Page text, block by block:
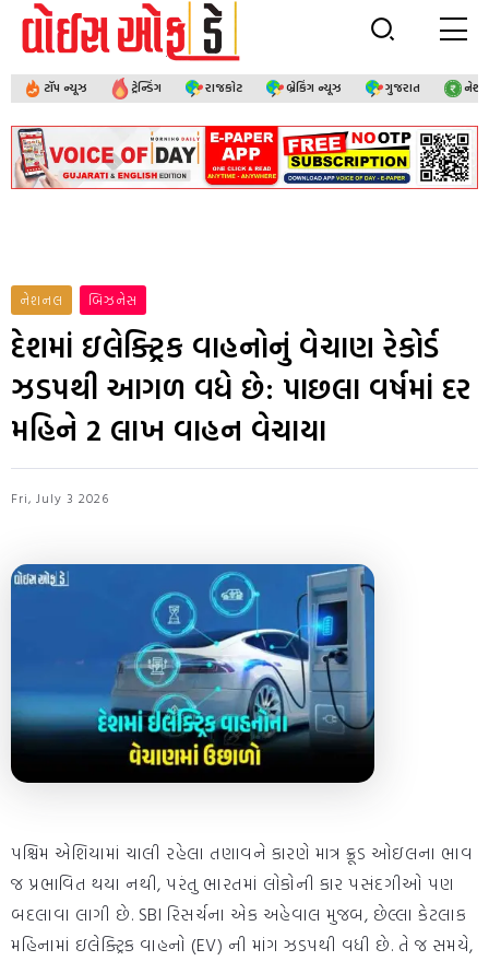
ટૉપ ન્યૂઝ ટ્રેન્ડિંગ રાજકોટ બ્રેકિંગ ન્યૂઝ ગુજરાત
નેશનલ બિઝનેસ
દેશમાં ઇલેક્ટ્રિક વાહનોનું વેચાણ રેકોર્ડ
ઝડપથી આગળ વધે છે: પાછલા વર્ષમાં દર
મહિને 2 લાખ વાહન વેચાયા
Fri, July 3 2026
પશ્ચિમ એશિયામાં ચાલી રહેલા તણાવને કારણે માત્ર ક્રૂડ ઓઇલના ભાવ
જ પ્રભાવિત થયા નથી, પરંતુ ભારતમાં લોકોની કાર પસંદગીઓ પણ
બદલાવા લાગી છે. SBI રિસર્ચના એક અહેવાલ મુજબ, છેલ્લા કેટલાક
મહિનામાં ઇલેક્ટ્રિક વાહનો (EV) ની માંગ ઝડપથી વધી છે. તે જ સમયે,